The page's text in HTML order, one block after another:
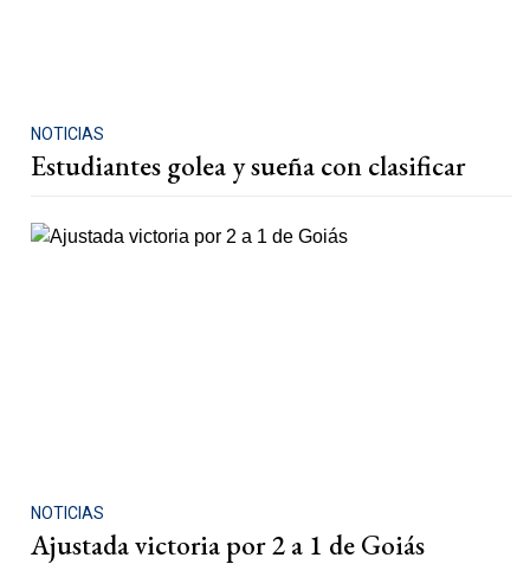
NOTICIAS
Estudiantes golea y sueña con clasificar
NOTICIAS
Ajustada victoria por 2 a 1 de Goiás